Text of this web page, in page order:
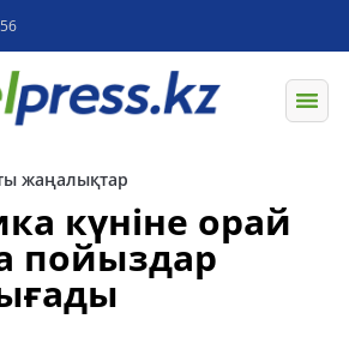
жаңалықтар
күніне орай
пойыздар